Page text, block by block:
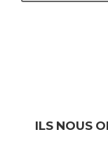
ILS NOUS